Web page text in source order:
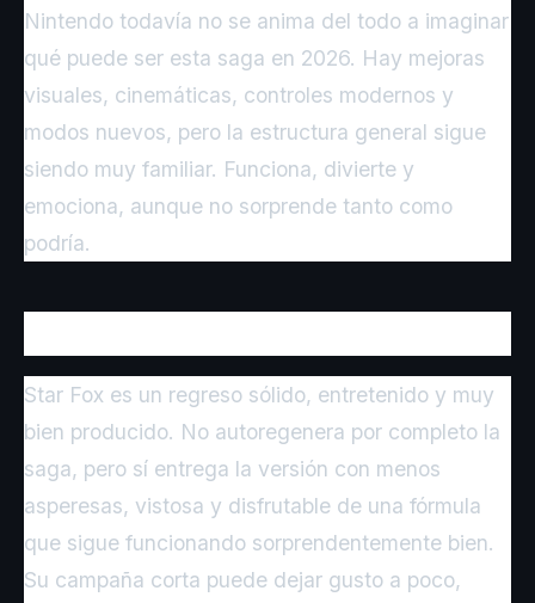
Nintendo todavía no se anima del todo a imaginar
qué puede ser esta saga en 2026. Hay mejoras
visuales, cinemáticas, controles modernos y
modos nuevos, pero la estructura general sigue
siendo muy familiar. Funciona, divierte y
emociona, aunque no sorprende tanto como
podría.
Star Fox es un regreso sólido, entretenido y muy
bien producido. No autoregenera por completo la
saga, pero sí entrega la versión con menos
asperesas, vistosa y disfrutable de una fórmula
que sigue funcionando sorprendentemente bien.
Su campaña corta puede dejar gusto a poco,